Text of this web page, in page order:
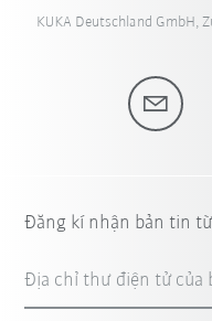
KUKA Deutschland GmbH,
Đăng kí nhận bản tin từ
Địa chỉ thư điện tử của